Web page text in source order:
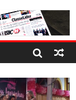
NA RETA FINAL